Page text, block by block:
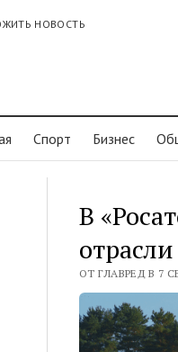
НОВОСТЬ
Спорт Бизнес
В
ОТ ГЛАВРЕД В 7